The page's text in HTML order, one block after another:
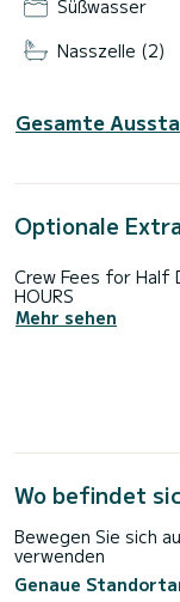
Süßwasser
Nasszelle (2)
Gesamte
Optionale
Crew Fees for Half
HOURS
Mehr sehen
Wo befindet
Bewegen Sie sich
verwenden
Genaue